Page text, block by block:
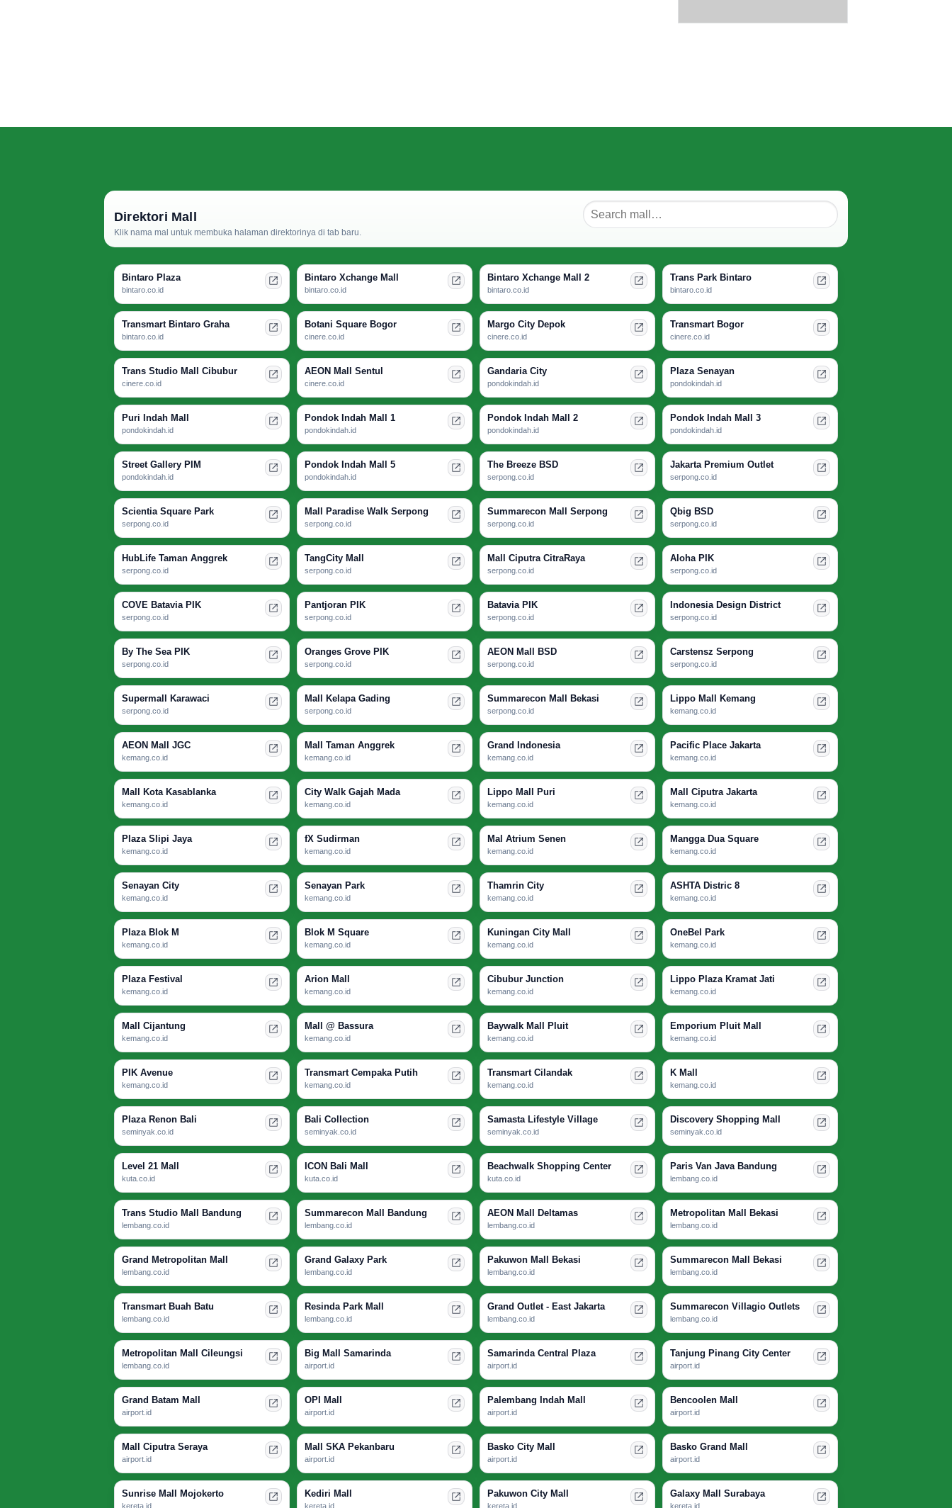
Direktori Mall
Klik nama mal untuk membuka halaman direktorinya di tab baru.
Bintaro Plaza
bintaro.co.id
Bintaro Xchange Mall
bintaro.co.id
Bintaro Xchange Mall 2
bintaro.co.id
Trans Park Bintaro
bintaro.co.id
Transmart Bintaro Graha
bintaro.co.id
Botani Square Bogor
cinere.co.id
Margo City Depok
cinere.co.id
Transmart Bogor
cinere.co.id
Trans Studio Mall Cibubur
cinere.co.id
AEON Mall Sentul
cinere.co.id
Gandaria City
pondokindah.id
Plaza Senayan
pondokindah.id
Puri Indah Mall
pondokindah.id
Pondok Indah Mall 1
pondokindah.id
Pondok Indah Mall 2
pondokindah.id
Pondok Indah Mall 3
pondokindah.id
Street Gallery PIM
pondokindah.id
Pondok Indah Mall 5
pondokindah.id
The Breeze BSD
serpong.co.id
Jakarta Premium Outlet
serpong.co.id
Scientia Square Park
serpong.co.id
Mall Paradise Walk Serpong
serpong.co.id
Summarecon Mall Serpong
serpong.co.id
Qbig BSD
serpong.co.id
HubLife Taman Anggrek
serpong.co.id
TangCity Mall
serpong.co.id
Mall Ciputra CitraRaya
serpong.co.id
Aloha PIK
serpong.co.id
COVE Batavia PIK
serpong.co.id
Pantjoran PIK
serpong.co.id
Batavia PIK
serpong.co.id
Indonesia Design District
serpong.co.id
By The Sea PIK
serpong.co.id
Oranges Grove PIK
serpong.co.id
AEON Mall BSD
serpong.co.id
Carstensz Serpong
serpong.co.id
Supermall Karawaci
serpong.co.id
Mall Kelapa Gading
serpong.co.id
Summarecon Mall Bekasi
serpong.co.id
Lippo Mall Kemang
kemang.co.id
AEON Mall JGC
kemang.co.id
Mall Taman Anggrek
kemang.co.id
Grand Indonesia
kemang.co.id
Pacific Place Jakarta
kemang.co.id
Mall Kota Kasablanka
kemang.co.id
City Walk Gajah Mada
kemang.co.id
Lippo Mall Puri
kemang.co.id
Mall Ciputra Jakarta
kemang.co.id
Plaza Slipi Jaya
kemang.co.id
fX Sudirman
kemang.co.id
Mal Atrium Senen
kemang.co.id
Mangga Dua Square
kemang.co.id
Senayan City
kemang.co.id
Senayan Park
kemang.co.id
Thamrin City
kemang.co.id
ASHTA Distric 8
kemang.co.id
Plaza Blok M
kemang.co.id
Blok M Square
kemang.co.id
Kuningan City Mall
kemang.co.id
OneBel Park
kemang.co.id
Plaza Festival
kemang.co.id
Arion Mall
kemang.co.id
Cibubur Junction
kemang.co.id
Lippo Plaza Kramat Jati
kemang.co.id
Mall Cijantung
kemang.co.id
Mall @ Bassura
kemang.co.id
Baywalk Mall Pluit
kemang.co.id
Emporium Pluit Mall
kemang.co.id
PIK Avenue
kemang.co.id
Transmart Cempaka Putih
kemang.co.id
Transmart Cilandak
kemang.co.id
K Mall
kemang.co.id
Plaza Renon Bali
seminyak.co.id
Bali Collection
seminyak.co.id
Samasta Lifestyle Village
seminyak.co.id
Discovery Shopping Mall
seminyak.co.id
Level 21 Mall
kuta.co.id
ICON Bali Mall
kuta.co.id
Beachwalk Shopping Center
kuta.co.id
Paris Van Java Bandung
lembang.co.id
Trans Studio Mall Bandung
lembang.co.id
Summarecon Mall Bandung
lembang.co.id
AEON Mall Deltamas
lembang.co.id
Metropolitan Mall Bekasi
lembang.co.id
Grand Metropolitan Mall
lembang.co.id
Grand Galaxy Park
lembang.co.id
Pakuwon Mall Bekasi
lembang.co.id
Summarecon Mall Bekasi
lembang.co.id
Transmart Buah Batu
lembang.co.id
Resinda Park Mall
lembang.co.id
Grand Outlet - East Jakarta
lembang.co.id
Summarecon Villagio Outlets
lembang.co.id
Metropolitan Mall Cileungsi
lembang.co.id
Big Mall Samarinda
airport.id
Samarinda Central Plaza
airport.id
Tanjung Pinang City Center
airport.id
Grand Batam Mall
airport.id
OPI Mall
airport.id
Palembang Indah Mall
airport.id
Bencoolen Mall
airport.id
Mall Ciputra Seraya
airport.id
Mall SKA Pekanbaru
airport.id
Basko City Mall
airport.id
Basko Grand Mall
airport.id
Sunrise Mall Mojokerto
kereta.id
Kediri Mall
kereta.id
Pakuwon City Mall
kereta.id
Galaxy Mall Surabaya
kereta.id